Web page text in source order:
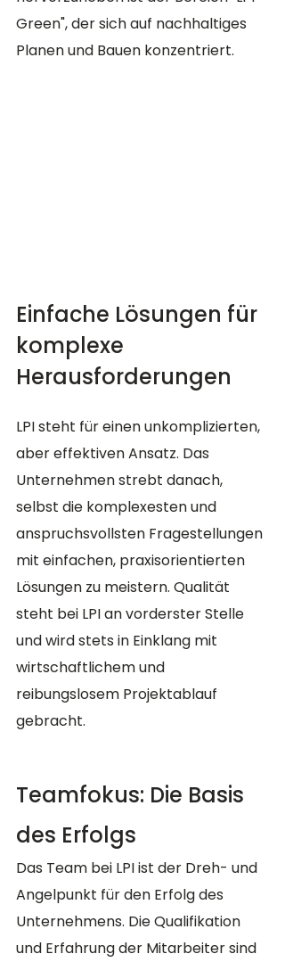
Green", der sich auf nachhaltiges
Planen und Bauen konzentriert​​.
Einfache Lösungen für
komplexe
Herausforderungen
LPI steht für einen unkomplizierten,
aber effektiven Ansatz. Das
Unternehmen strebt danach,
selbst die komplexesten und
anspruchsvollsten Fragestellungen
mit einfachen, praxisorientierten
Lösungen zu meistern. Qualität
steht bei LPI an vorderster Stelle
und wird stets in Einklang mit
wirtschaftlichem und
reibungslosem Projektablauf
gebracht​​.
Teamfokus: Die Basis
des Erfolgs
Das Team bei LPI ist der Dreh- und
Angelpunkt für den Erfolg des
Unternehmens. Die Qualifikation
und Erfahrung der Mitarbeiter sind